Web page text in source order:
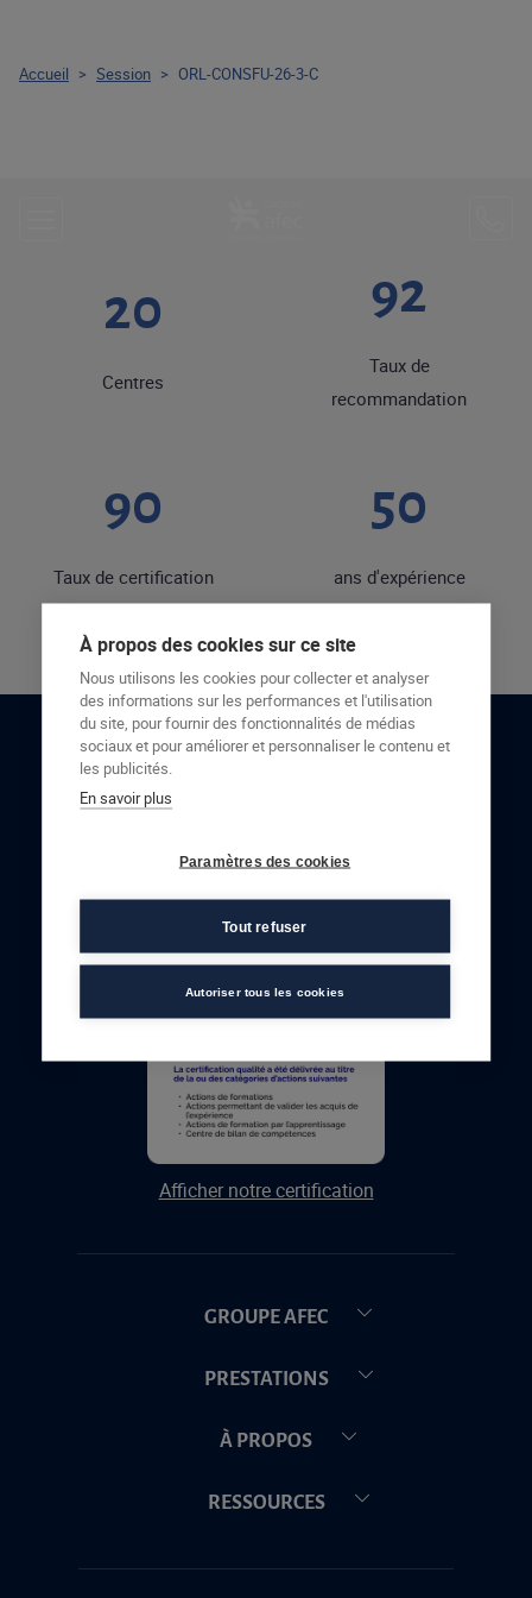
20
Centres
92
Taux de
recommandation
90
Taux de certification
50
ans d'expérience
RESTONS EN CONTACT
Afficher notre certification
GROUPE AFEC
PRESTATIONS
À PROPOS
RESSOURCES
Accueil > Session > ORL-CONSFU-26-3-C
À propos des cookies sur ce site
Nous utilisons les cookies pour collecter et analyser
des informations sur les performances et l'utilisation
du site, pour fournir des fonctionnalités de médias
sociaux et pour améliorer et personnaliser le contenu et
les publicités.
En savoir plus
Paramètres des cookies
Tout refuser
Autoriser tous les cookies